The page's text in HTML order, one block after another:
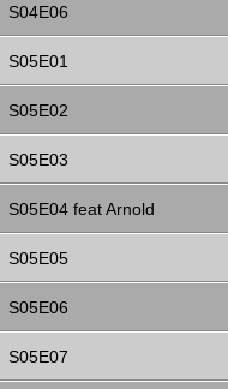
S04E06
S05E01
S05E02
S05E03
S05E04 feat Arnold
S05E05
S05E06
S05E07